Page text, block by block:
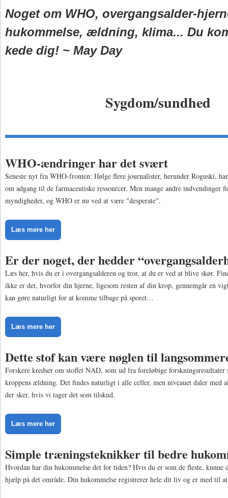
Noget om WHO, overgangsalder-
hukommelse, ældning, klima... Du
kede dig! ~ May Day
Sygdom/sundhed
WHO-ændringer har det svært
Seneste nyt fra WHO-fronten: Ifølge flere journalister, herunder Roguski,
om adgang til de farmaceutiske ressourcer. Men mange andre indvendinger
myndigheder, og WHO er nu ved at være "desperate".
Læs mere her
Er der noget, der hedder
Læs her, hvis du er i overgangsalderen og tror, at du er ved at blive skør.
ikke er det, hvorfor din hjerne, ligesom resten af din krop, gennemgår en
kan gøre naturligt for at komme tilbage på sporet…
Læs mere her
Dette stof kan være nøglen til
Forskere kredser om stoffet NAD, som ud fra foreløbige
kroppens ældning. Det findes naturligt i alle celler, men niveauet daler med
der sker, hvis vi tager det som tilskud.
Læs mere her
Simple træningsteknikker til bedre
Hvordan har din hukommelse det for tiden? Hvis du er som de fleste,
hjælp på det område. Din hukommelse registrerer hele dit liv og er med til